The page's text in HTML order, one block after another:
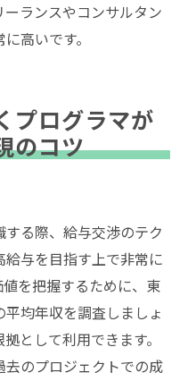
ランスやコンサルタン
高いです。
プログラマが
のコツ
る際、給与交渉のテク
与を目指す上で非常に
を把握するために、東
均年収を調査しましょ
として利用できます。
のプロジェクトでの成